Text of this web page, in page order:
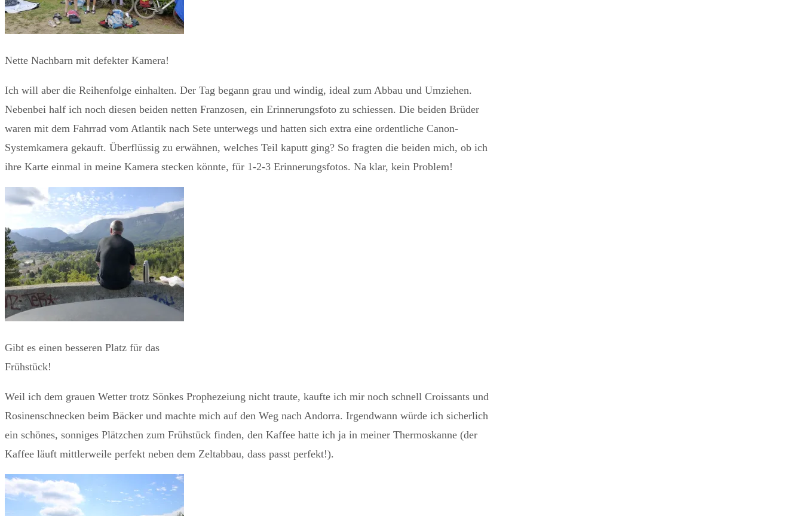
Nette Nachbarn mit defekter Kamera!
Ich will aber die Reihenfolge einhalten. Der Tag begann grau und windig, ideal zum Abbau und Umziehen.
Nebenbei half ich noch diesen beiden netten Franzosen, ein Erinnerungsfoto zu schiessen. Die beiden Brüder
waren mit dem Fahrrad vom Atlantik nach Sete unterwegs und hatten sich extra eine ordentliche Canon-
Systemkamera gekauft. Überflüssig zu erwähnen, welches Teil kaputt ging? So fragten die beiden mich, ob ich
ihre Karte einmal in meine Kamera stecken könnte, für 1-2-3 Erinnerungsfotos. Na klar, kein Problem!
Gibt es einen besseren Platz für das
Frühstück!
Weil ich dem grauen Wetter trotz Sönkes Prophezeiung nicht traute, kaufte ich mir noch schnell Croissants und
Rosinenschnecken beim Bäcker und machte mich auf den Weg nach Andorra. Irgendwann würde ich sicherlich
ein schönes, sonniges Plätzchen zum Frühstück finden, den Kaffee hatte ich ja in meiner Thermoskanne (der
Kaffee läuft mittlerweile perfekt neben dem Zeltabbau, dass passt perfekt!).